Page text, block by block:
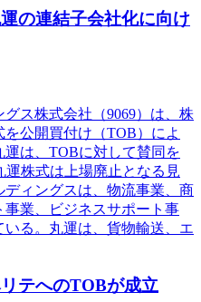
の連結子会社化に向け
ス株式会社（9069）は、株
公開買付け（TOB）によ
は、TOBに対して賛同を
株式は上場廃止となる見
ィングスは、物流事業、商
業、ビジネスサポート事
る。丸運は、貨物輸送、エ
テへのTOBが成立